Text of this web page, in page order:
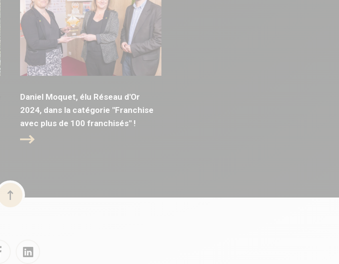
Daniel Moquet, élu Réseau d'Or
2024, dans la catégorie "Franchise
avec plus de 100 franchisés" !